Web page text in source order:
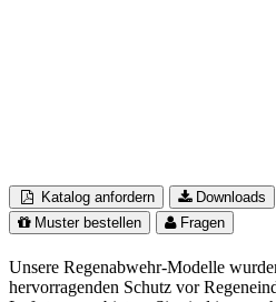
Katalog anfordern Downloads
Muster bestellen
Fragen
Unsere Regenabwehr-Modelle
hervorragenden Schutz vor